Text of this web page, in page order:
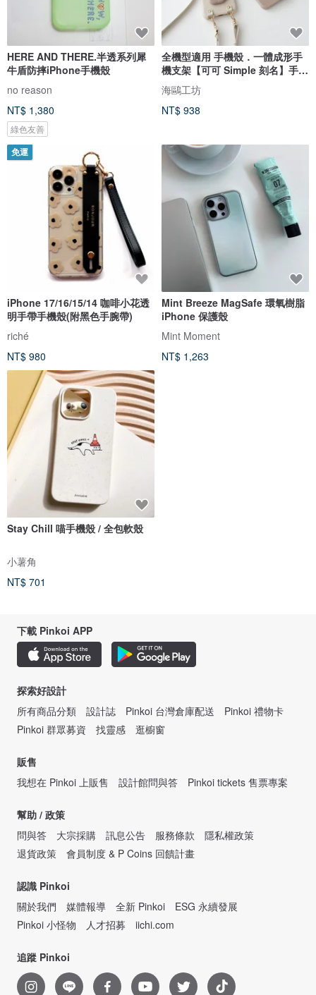
HERE AND THERE.半透系列犀
牛盾防摔iPhone手機殼
no reason
NT$ 1,380
綠色友善
全機型適用 手機殼．一體成形手
機支架【可可 Simple 刻名】手機
斜背帶 手機掛繩 莫蘭迪色系
BE04U
海鷗工坊
NT$ 938
免運
iPhone 17/16/15/14 咖啡小花透
明手帶手機殼(附黑色手腕帶)
riché
NT$ 980
Mint Breeze MagSafe 環氧樹脂
iPhone 保護殼
Mint Moment
NT$ 1,263
Stay Chill 喵手機殼 / 全包軟殼
小薯角
NT$ 701
下載 Pinkoi APP
探索好設計
所有商品分類
設計誌 Pinkoi 台灣倉庫配送
Pinkoi 禮物卡
Pinkoi 群眾募資
找靈感 逛櫥窗
販售
我想在 Pinkoi 上販售
設計館問與答 Pinkoi tickets 售票專案
幫助 / 政策
問與答
大宗採購 訊息公告 服務條款
隱私權政策
退貨政策
會員制度 & P Coins 回饋計畫
認識 Pinkoi
關於我們
媒體報導 全新 Pinkoi
ESG 永續發展
Pinkoi 小怪物
人才招募 iichi.com
追蹤 Pinkoi